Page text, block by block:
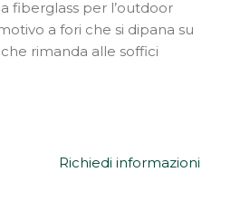
fiberglass per l’outdoor
a fori che si dipana su
rimanda alle soffici
Richiedi informazioni